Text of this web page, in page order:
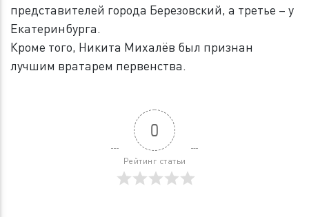
представителей города Березовский, а третье – у
Екатеринбурга.
Кроме того, Никита Михалёв был признан
лучшим вратарем первенства.
0
Рейтинг статьи